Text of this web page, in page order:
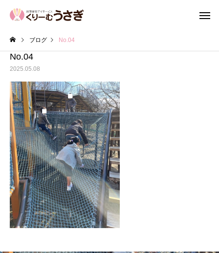
ブログ No.04
No.04
2025.05.08